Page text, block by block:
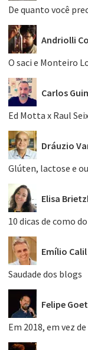
De quanto você
Andriolli
O saci e Monteiro
Carlos
Ed Motta x Raul
Dráuzio
Glúten, lactose e
Elisa
10 dicas de como
Emílio Calil
Saudade dos blogs
Felipe
Em 2018, em vez